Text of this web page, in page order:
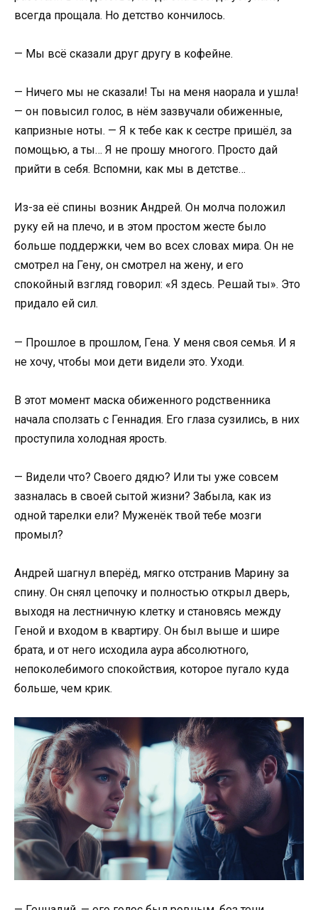
всегда прощала. Но детство кончилось.
— Мы всё сказали друг другу в кофейне.
— Ничего мы не сказали! Ты на меня наорала и ушла!
— он повысил голос, в нём зазвучали обиженные,
капризные ноты. — Я к тебе как к сестре пришёл, за
помощью, а ты… Я не прошу многого. Просто дай
прийти в себя. Вспомни, как мы в детстве…
Из-за её спины возник Андрей. Он молча положил
руку ей на плечо, и в этом простом жесте было
больше поддержки, чем во всех словах мира. Он не
смотрел на Гену, он смотрел на жену, и его
спокойный взгляд говорил: «Я здесь. Решай ты». Это
придало ей сил.
— Прошлое в прошлом, Гена. У меня своя семья. И я
не хочу, чтобы мои дети видели это. Уходи.
В этот момент маска обиженного родственника
начала сползать с Геннадия. Его глаза сузились, в них
проступила холодная ярость.
— Видели что? Своего дядю? Или ты уже совсем
зазналась в своей сытой жизни? Забыла, как из
одной тарелки ели? Муженёк твой тебе мозги
промыл?
Андрей шагнул вперёд, мягко отстранив Марину за
спину. Он снял цепочку и полностью открыл дверь,
выходя на лестничную клетку и становясь между
Геной и входом в квартиру. Он был выше и шире
брата, и от него исходила аура абсолютного,
непоколебимого спокойствия, которое пугало куда
больше, чем крик.